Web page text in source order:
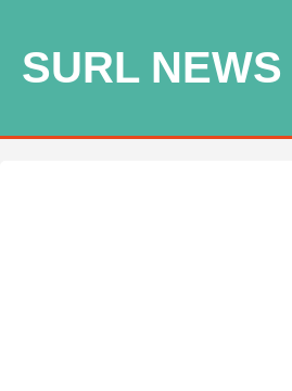
SURL NEWS